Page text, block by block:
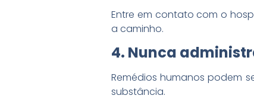
Entre em contato com o
a caminho.
4. Nunca
Remédios humanos podem
substância.